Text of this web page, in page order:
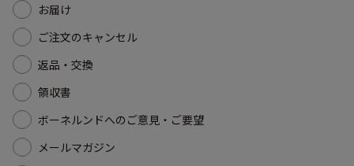
お届け
ご注文のキャンセル
返品・交換
領収書
ボーネルンドへのご意見・ご要望
メールマガジン